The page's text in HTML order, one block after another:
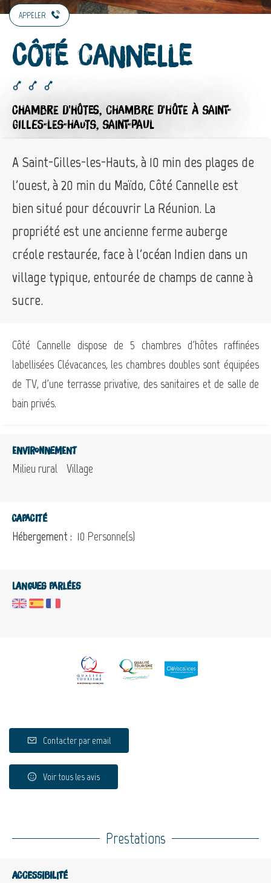
APPELER
Côté Cannelle
CHAMBRE D'HÔTES, CHAMBRE D'HÔTE À SAINT-
GILLES-LES-HAUTS, SAINT-PAUL
A Saint-Gilles-les-Hauts, à 10 min des plages de
l'ouest, à 20 min du Maïdo, Côté Cannelle est
bien situé pour découvrir La Réunion. La
propriété est une ancienne ferme auberge
créole restaurée, face à l'océan Indien dans un
village typique, entourée de champs de canne à
sucre.
Côté Cannelle dispose de 5 chambres d'hôtes raffinées
labellisées Clévacances, les chambres doubles sont équipées
de TV, d'une terrasse privative, des sanitaires et de salle de
bain privés.
Environnement
Milieu rural Village
Capacité
Hébergement : 10 Personne(s)
Langues parlées
Contacter par email
Voir tous les avis
Prestations
Accessibilité